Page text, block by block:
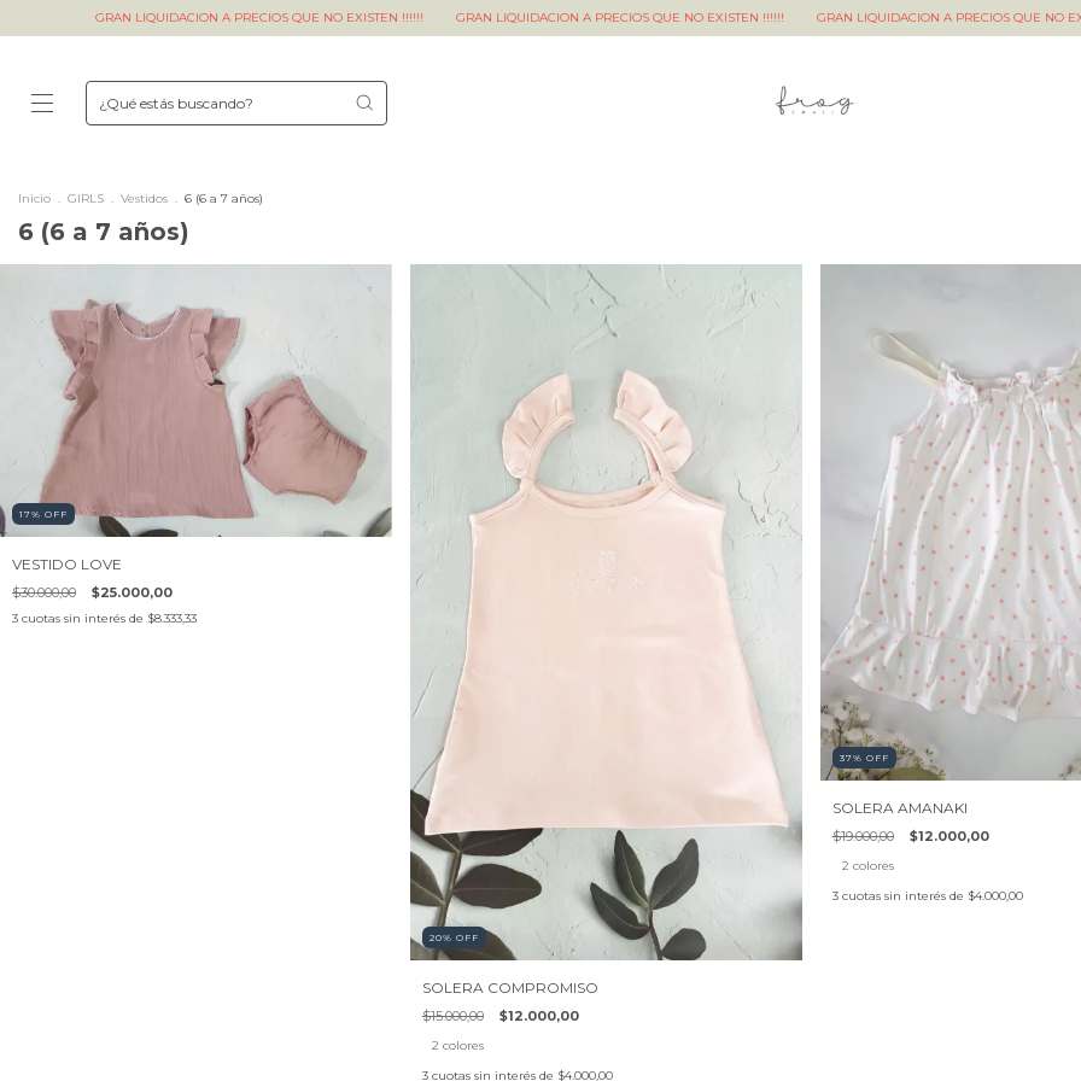
GRAN LIQUIDACION A PRECIOS QUE NO EXISTEN !!!!!! GRAN LIQUIDACION A PRECIOS QUE NO EXISTEN !!!!!! GRAN LIQUIDACION A PRECIOS QUE NO
Inicio . GIRLS . Vestidos . 6 (6 a 7 años)
6 (6 a 7 años)
17% OFF
VESTIDO LOVE
$30.000,00 $25.000,00
3 cuotas sin interés de $8.333,33
20% OFF
SOLERA COMPROMISO
$15.000,00 $12.000,00
2 colores
3 cuotas sin interés de $4.000,00
37% OFF
SOLERA AMANAKI
$19.000,00 $12.000,00
2 colores
3 cuotas sin interés de $4.000,00